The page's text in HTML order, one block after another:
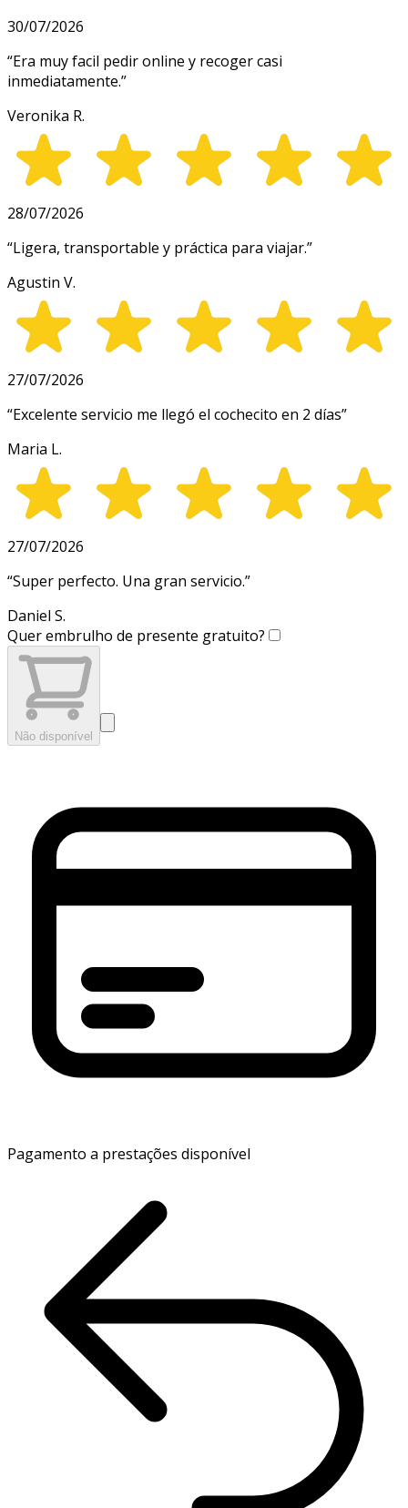
30/07/2026
“Era muy facil pedir online y recoger casi
inmediatamente.”
Veronika R.
28/07/2026
“Ligera, transportable y práctica para viajar.”
Agustin V.
27/07/2026
“Excelente servicio me llegó el cochecito en 2 días”
Maria L.
27/07/2026
“Super perfecto. Una gran servicio.”
Daniel S.
Quer embrulho de presente gratuito?
Não disponível
Pagamento a prestações disponível